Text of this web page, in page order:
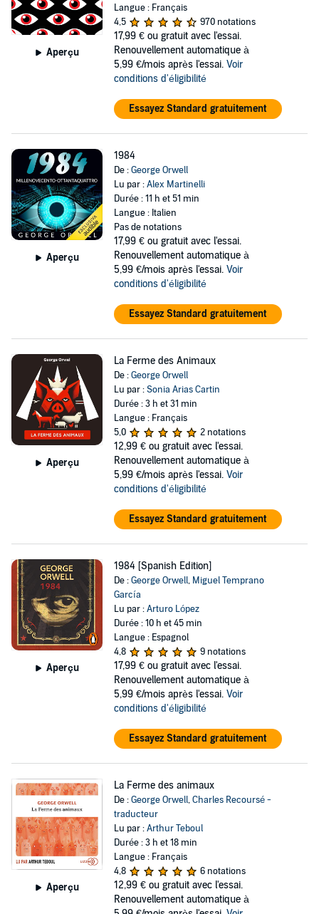
Aperçu
Langue : Français
4,5
970 notations
17,99 € ou gratuit avec l'essai.
Renouvellement automatique à
5,99 €/mois après l'essai. Voir
conditions d'éligibilité
Essayez Standard gratuitement
Aperçu
1984
De :George Orwell
Lu par :Alex Martinelli
Durée : 11 h et 51 min
Langue : Italien
Pas de notations
17,99 € ou gratuit avec l'essai.
Renouvellement automatique à
5,99 €/mois après l'essai. Voir
conditions d'éligibilité
Essayez Standard gratuitement
Aperçu
La Ferme des Animaux
De :George Orwell
Lu par :Sonia Arias Cartin
Durée : 3 h et 31 min
Langue : Français
5,0
2 notations
12,99 € ou gratuit avec l'essai.
Renouvellement automatique à
5,99 €/mois après l'essai. Voir
conditions d'éligibilité
Essayez Standard gratuitement
Aperçu
1984 [Spanish Edition]
De :George Orwell, Miguel Temprano
García
Lu par :Arturo López
Durée : 10 h et 45 min
Langue : Espagnol
4,8
9 notations
17,99 € ou gratuit avec l'essai.
Renouvellement automatique à
5,99 €/mois après l'essai. Voir
conditions d'éligibilité
Essayez Standard gratuitement
Aperçu
La Ferme des animaux
De :George Orwell,Charles Recoursé -
traducteur
Lu par :Arthur Teboul
Durée : 3 h et 18 min
Langue : Français
4,8
6 notations
12,99 € ou gratuit avec l'essai.
Renouvellement automatique à